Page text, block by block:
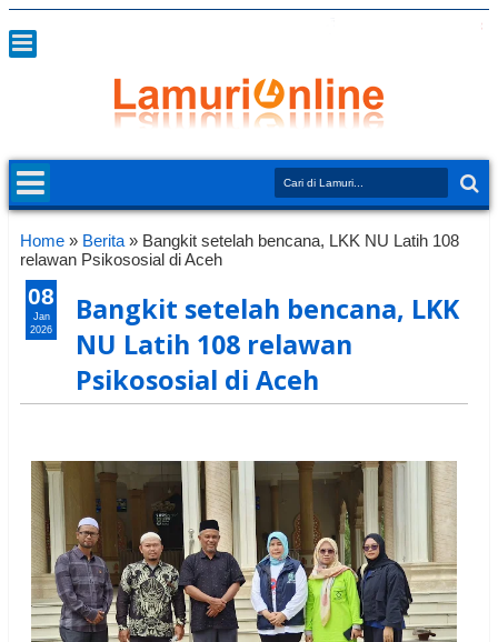
Home » Berita » Bangkit setelah bencana, LKK NU Latih 108
relawan Psikososial di Aceh
Bangkit setelah bencana, LKK
NU Latih 108 relawan
Psikososial di Aceh
08
Jan
2026